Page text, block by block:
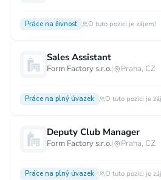
Práce na živnost O tuto pozici je zájem!
Sales Assistant
Form Factory s.r.o.| Praha, CZ
Práce na plný úvazek O tuto pozici je
Deputy Club Manager
Form Factory s.r.o.| Praha, CZ
Práce na plný úvazek O tuto pozici je